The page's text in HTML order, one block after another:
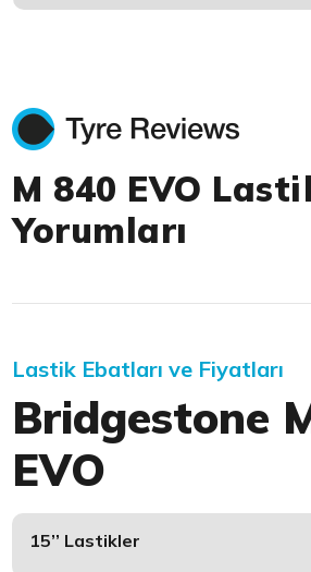
M 840 EVO
Yorumları
Lastik Ebatları ve Fiyatları
Bridgestone
EVO
15’’ Lastikler